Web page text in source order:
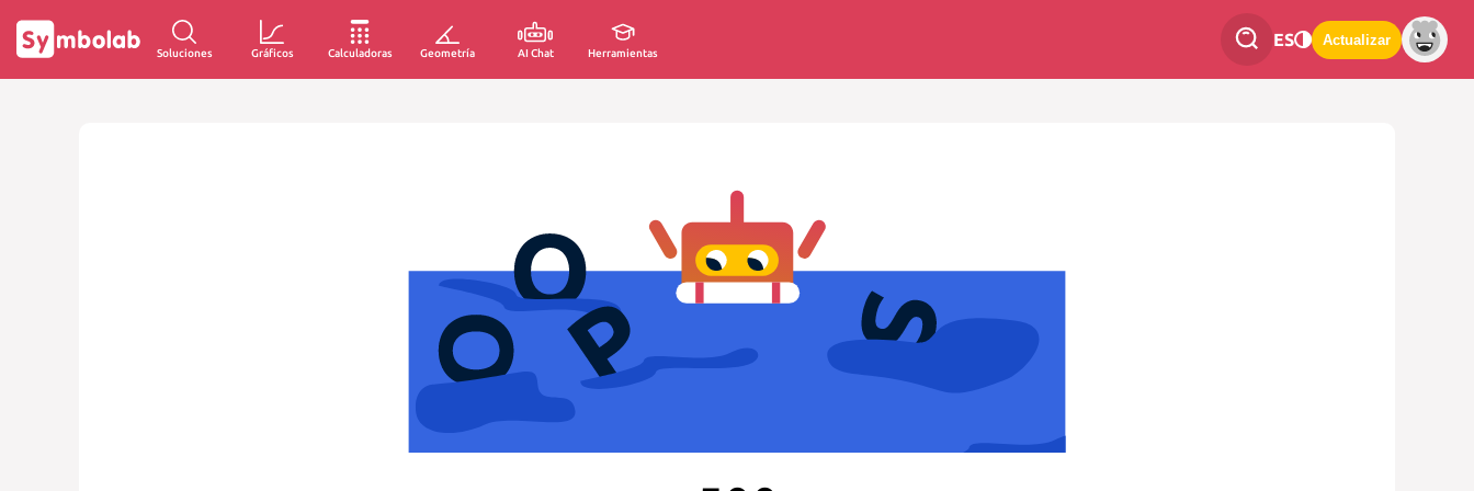
Soluciones Gráficos Calculadoras Geometría AI Chat Herramientas
ES Actualizar